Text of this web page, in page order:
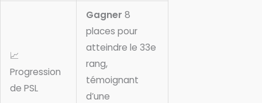
📈
Progression
de PSL
Gagner 8
places pour
atteindre le 33e
rang,
témoignant
d’une